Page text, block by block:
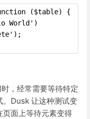
($table) {
World')
，经常需要等待特定
。Dusk 让这种测试变
面上等待元素变得